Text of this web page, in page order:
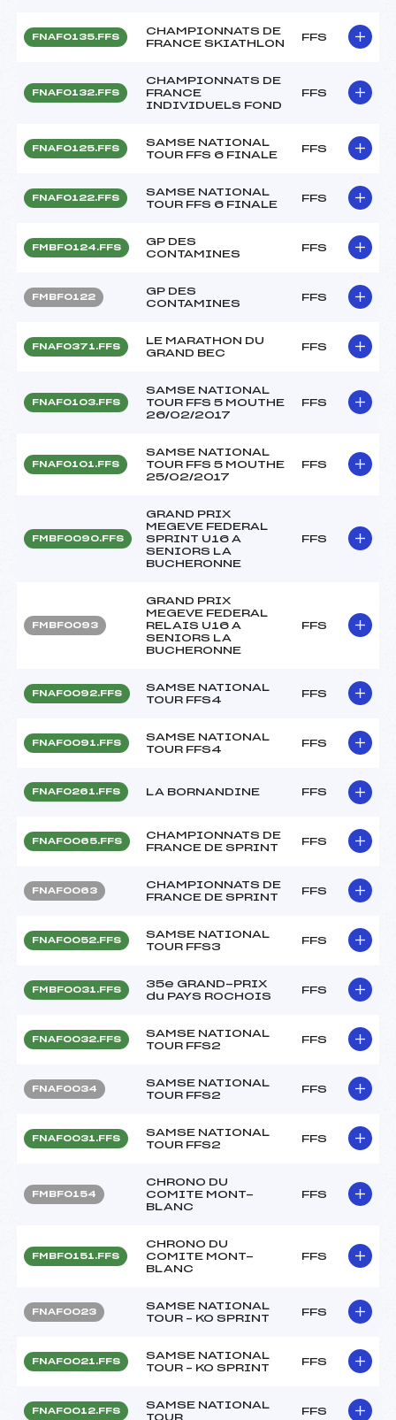
FNAF0135.FFS
CHAMPIONNATS DE
FRANCE SKIATHLON
FFS
FNAF0132.FFS
CHAMPIONNATS DE
FRANCE
INDIVIDUELS FOND
FFS
FNAF0125.FFS
SAMSE NATIONAL
TOUR FFS 6 FINALE
FFS
FNAF0122.FFS
SAMSE NATIONAL
TOUR FFS 6 FINALE
FFS
FMBF0124.FFS
GP DES
CONTAMINES
FFS
FMBF0122
GP DES
CONTAMINES
FFS
FNAF0371.FFS
LE MARATHON DU
GRAND BEC
FFS
FNAF0103.FFS
SAMSE NATIONAL
TOUR FFS 5 MOUTHE
26/02/2017
FFS
FNAF0101.FFS
SAMSE NATIONAL
TOUR FFS 5 MOUTHE
25/02/2017
FFS
FMBF0090.FFS
GRAND PRIX
MEGEVE FEDERAL
SPRINT U16 A
SENIORS LA
BUCHERONNE
FFS
FMBF0093
GRAND PRIX
MEGEVE FEDERAL
RELAIS U16 A
SENIORS LA
BUCHERONNE
FFS
FNAF0092.FFS
SAMSE NATIONAL
TOUR FFS4
FFS
FNAF0091.FFS
SAMSE NATIONAL
TOUR FFS4
FFS
FNAF0261.FFS LA BORNANDINE FFS
FNAF0065.FFS
CHAMPIONNATS DE
FRANCE DE SPRINT
FFS
FNAF0063
CHAMPIONNATS DE
FRANCE DE SPRINT
FFS
FNAF0052.FFS
SAMSE NATIONAL
TOUR FFS3
FFS
FMBF0031.FFS
35e GRAND-PRIX
du PAYS ROCHOIS
FFS
FNAF0032.FFS
SAMSE NATIONAL
TOUR FFS2
FFS
FNAF0034
SAMSE NATIONAL
TOUR FFS2
FFS
FNAF0031.FFS
SAMSE NATIONAL
TOUR FFS2
FFS
FMBF0154
CHRONO DU
COMITE MONT-
BLANC
FFS
FMBF0151.FFS
CHRONO DU
COMITE MONT-
BLANC
FFS
FNAF0023
SAMSE NATIONAL
TOUR – KO SPRINT
FFS
FNAF0021.FFS
SAMSE NATIONAL
TOUR – KO SPRINT
FFS
FNAF0012.FFS
SAMSE NATIONAL
TOUR
FFS